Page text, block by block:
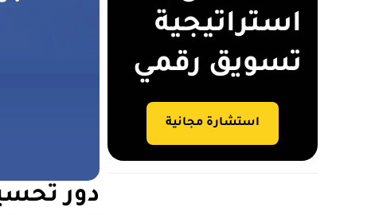
استراتيجية
تسويق رقمي
استشارة مجانية
دور